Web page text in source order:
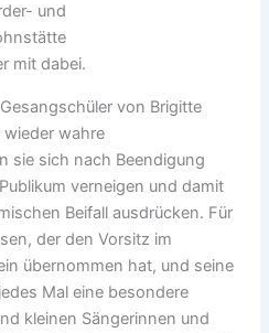
und
mit dabei.
von Brigitte
wahre
sie sich nach Beendigung
verneigen und damit
Beifall ausdrücken. Für
der den Vorsitz im
übernommen hat, und seine
Mal eine besondere
kleinen Sängerinnen und